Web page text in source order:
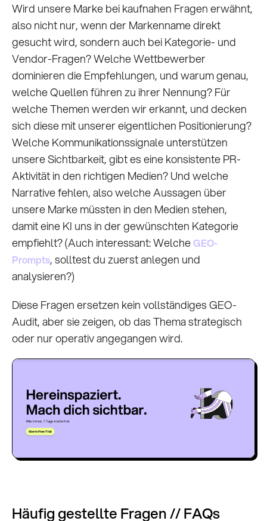
Wird unsere Marke bei kaufnahen Fragen erwähnt,
also nicht nur, wenn der Markenname direkt
gesucht wird, sondern auch bei Kategorie- und
Vendor-Fragen? Welche Wettbewerber
dominieren die Empfehlungen, und warum genau,
welche Quellen führen zu ihrer Nennung? Für
welche Themen werden wir erkannt, und decken
sich diese mit unserer eigentlichen Positionierung?
Welche Kommunikationssignale unterstützen
unsere Sichtbarkeit, gibt es eine konsistente PR-
Aktivität in den richtigen Medien? Und welche
Narrative fehlen, also welche Aussagen über
unsere Marke müssten in den Medien stehen,
damit eine KI uns in der gewünschten Kategorie
empfiehlt? (Auch interessant: WelcheGEO-
Prompts, solltest du zuerst anlegen und
analysieren?)
Diese Fragen ersetzen kein vollständiges GEO-
Audit, aber sie zeigen, ob das Thema strategisch
oder nur operativ angegangen wird.
Häufig gestellte Fragen // FAQs